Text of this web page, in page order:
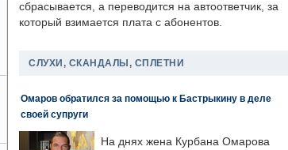
сбрасывается, а переводится на автоответчик, за
который взимается плата с абонентов.
СЛУХИ, СКАНДАЛЫ, СПЛЕТНИ
Омаров обратился за помощью к Бастрыкину в деле
своей супруги
На днях жена Курбана Омарова